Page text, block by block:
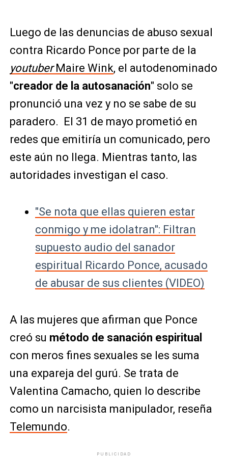
Luego de las denuncias de abuso sexual
contra Ricardo Ponce por parte de la
youtuberMaire Wink, el autodenominado
"creador de la autosanación" solo se
pronunció una vez y no se sabe de su
paradero. El 31 de mayo prometió en
redes que emitiría un comunicado, pero
este aún no llega. Mientras tanto, las
autoridades investigan el caso.
"Se nota que ellas quieren estar
conmigo y me idolatran": Filtran
supuesto audio del sanador
espiritual Ricardo Ponce, acusado
de abusar de sus clientes (VIDEO)
A las mujeres que afirman que Ponce
creó su método de sanación espiritual
con meros fines sexuales se les suma
una expareja del gurú. Se trata de
Valentina Camacho, quien lo describe
como un narcisista manipulador, reseña
Telemundo.
PUBLICIDAD